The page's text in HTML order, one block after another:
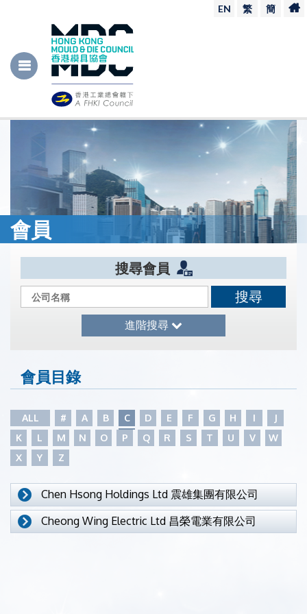
EN 繁 簡
會員
搜尋會員
進階搜尋
會員目錄
ALL # A B C D E F G H I
J
K
L M N O P Q R S T U V
W
X
Y Z
Chen Hsong Holdings Ltd 震雄集團有限公司
Cheong Wing Electric Ltd 昌榮電業有限公司